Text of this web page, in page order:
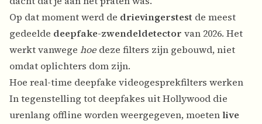
Op dat moment werd de drievingerstest de meest
gedeelde deepfake-zwendeldetector van 2026. Het
werkt vanwege hoe deze filters zijn gebouwd, niet
omdat oplichters dom zijn.
Hoe real-time deepfake videogesprekfilters werken
In tegenstelling tot deepfakes uit Hollywood die
urenlang offline worden weergegeven, moetenlive